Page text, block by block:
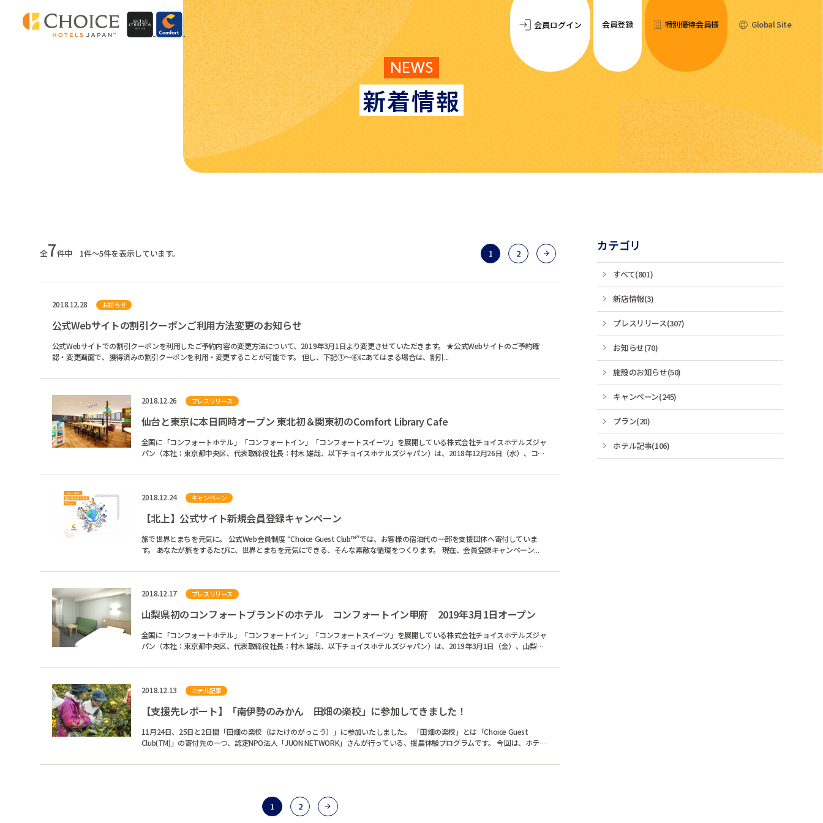
NEWS
新着情報
会員ログイン 会員登録 特別優待会員様 Global Site
全7件中 1件～5件を表示しています。 1 2
2018.12.28 お知らせ
公式Webサイトの割引クーポンご利用方法変更のお知らせ
公式Webサイトでの割引クーポンを利用したご予約内容の変更方法について、2019年3月1日より変更させていただきます。 ★公式Webサイトのご予約確
認・変更画面で、獲得済みの割引クーポンを利用・変更することが可能です。 但し、下記①～⑥にあてはまる場合は、割引...
2018.12.26 プレスリリース
仙台と東京に本日同時オープン 東北初＆関東初のComfort Library Cafe
全国に「コンフォートホテル」「コンフォートイン」「コンフォートスイーツ」を展開している株式会社チョイスホテルズジャ
パン（本社：東京都中央区、代表取締役社長：村木 雄哉、以下チョイスホテルズジャパン）は、2018年12月26日（水）、コン
2018.12.24 キャンペーン
【北上】公式サイト新規会員登録キャンペーン
旅で世界とまちを元気に。 公式Web会員制度 “Choice Guest Club™”では、お客様の宿泊代の一部を支援団体へ寄付していま
す。 あなたが旅をするたびに、世界とまちを元気にできる、そんな素敵な循環をつくります。 現在、会員登録キャンペーン...
2018.12.17 プレスリリース
山梨県初のコンフォートブランドのホテル コンフォートイン甲府 2019年3月1日オープン
全国に「コンフォートホテル」「コンフォートイン」「コンフォートスイーツ」を展開している株式会社チョイスホテルズジャ
パン（本社：東京都中央区、代表取締役社長：村木 雄哉、以下チョイスホテルズジャパン）は、2019年3月1日（金）、山梨県
2018.12.13 ホテル記事
【支援先レポート】「南伊勢のみかん 田畑の楽校」に参加してきました！
11月24日、25日と2日間「田畑の楽校（はたけのがっこう）」に参加いたしました。 「田畑の楽校」とは「Choice Guest
Club(TM)」の寄付先の一つ、認定NPO法人「JUON NETWORK」さんが行っている、援農体験プログラムです。 今回は、ホテル
1 2
カテゴリ
すべて(801)
新店情報(3)
プレスリリース(307)
お知らせ(70)
施設のお知らせ(50)
キャンペーン(245)
プラン(20)
ホテル記事(106)